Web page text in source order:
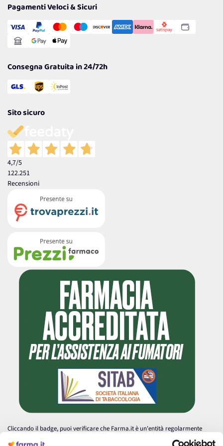
Cookie Policy
Gestisci Cookie
Reso Facile e Veloce
Pagamenti Veloci & Sicuri
Consegna Gratuita in 24/72h
Sito sicuro
4,7/5
122.251
Recensioni
Cliccando il badge, puoi verificare che Farma.it è un'entità regolarmente
autorizzata dal Ministero della Salute a effettuare la vendita online di